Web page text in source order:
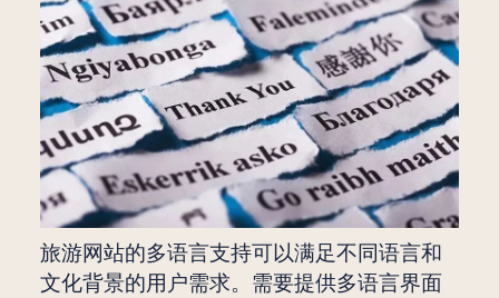
旅游网站的多语言支持可以满足不同语言和
文化背景的用户需求。需要提供多语言界面